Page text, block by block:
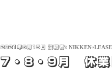
投
日:
2021年6月15日 投稿者: NIKKEN-LEASE
7・8・9月 休業